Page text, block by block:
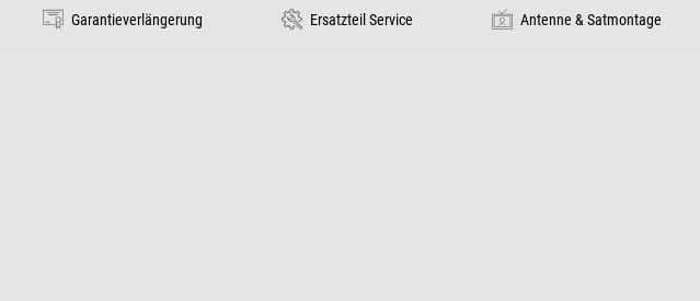
Garantieverlängerung Ersatzteil Service Antenne & Satmontage